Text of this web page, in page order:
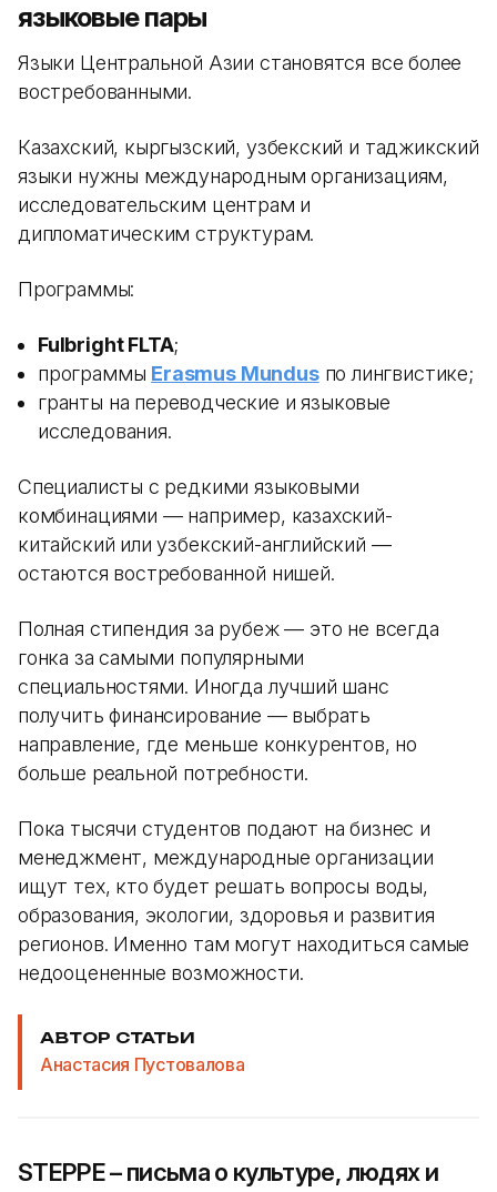
языковые пары
Языки Центральной Азии становятся все более
востребованными.
Казахский, кыргызский, узбекский и таджикский
языки нужны международным организациям,
исследовательским центрам и
дипломатическим структурам.
Программы:
Fulbright FLTA;
программы Erasmus Mundusпо лингвистике;
гранты на переводческие и языковые
исследования.
Специалисты с редкими языковыми
комбинациями — например, казахский-
китайский или узбекский-английский —
остаются востребованной нишей.
Полная стипендия за рубеж — это не всегда
гонка за самыми популярными
специальностями. Иногда лучший шанс
получить финансирование — выбрать
направление, где меньше конкурентов, но
больше реальной потребности.
Пока тысячи студентов подают на бизнес и
менеджмент, международные организации
ищут тех, кто будет решать вопросы воды,
образования, экологии, здоровья и развития
регионов. Именно там могут находиться самые
недооцененные возможности.
АВТОР СТАТЬИ
Анастасия Пустовалова
STEPPE – письма о культуре, людях и